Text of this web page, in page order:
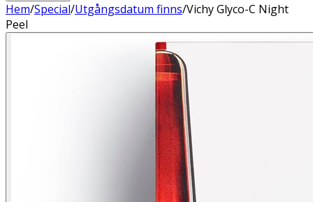
Hem/Special/Utgångsdatum finns/Vichy Glyco-C Night
Peel